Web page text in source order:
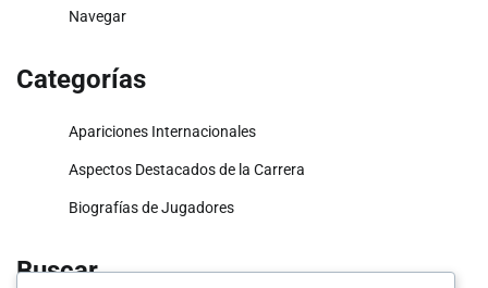
Navegar
Categorías
Apariciones Internacionales
Aspectos Destacados de la Carrera
Biografías de Jugadores
Buscar